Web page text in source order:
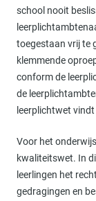
school nooit
toegestaan vrij te
klemmende
conform de
de
leerplichtwet
Voor het
kwaliteitswet. In
leerlingen het
gedragingen en